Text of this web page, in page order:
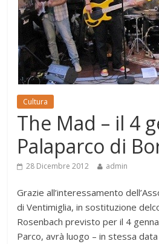
Cultura
The Mad – il 4
Palaparco di
28 Dicembre 2012 admin
Grazie all’interessamento
di Ventimiglia, in sostituzione
Rosenbach previsto per il 4
Parco, avrà luogo – in stessa